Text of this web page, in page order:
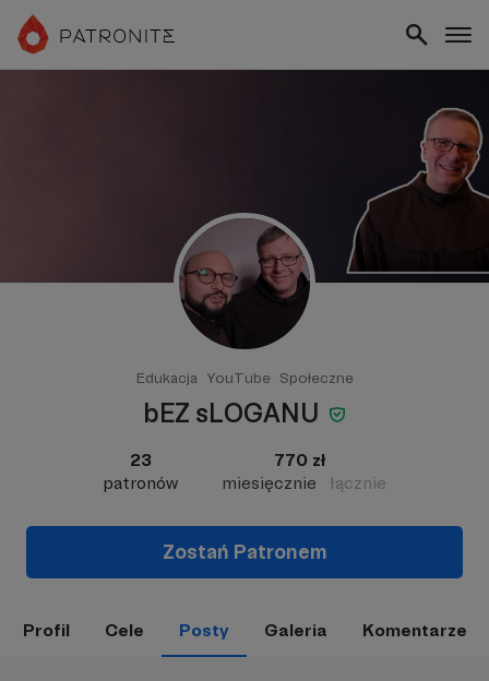
Edukacja YouTube Społeczne
bEZ sLOGANU
23
patronów
770 zł
miesięcznie
łącznie
Zostań Patronem
Profil Cele Posty Galeria Komentarze